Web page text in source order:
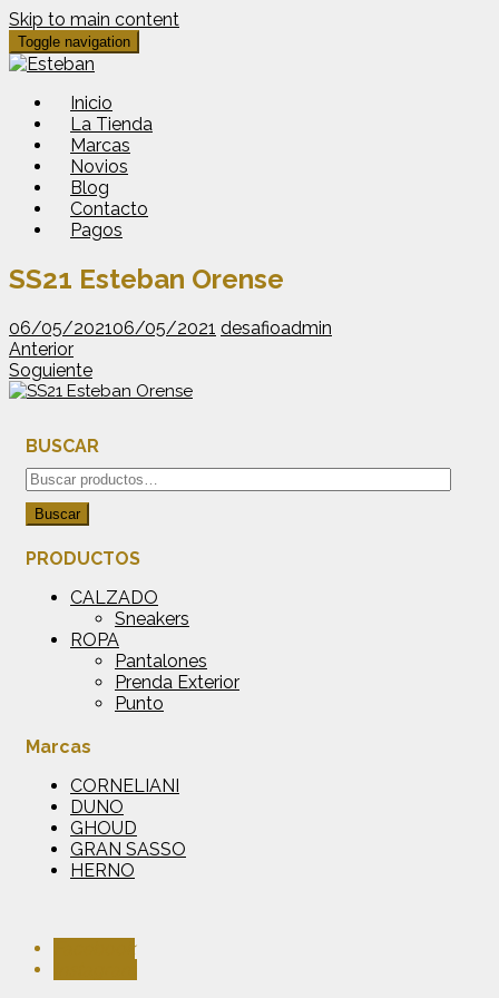
Skip to main content
Toggle navigation
Inicio
La Tienda
Marcas
Novios
Blog
Contacto
Pagos
SS21 Esteban Orense
06/05/202106/05/2021 desafioadmin
Anterior
Soguiente
BUSCAR
Buscar
por:
Buscar
PRODUCTOS
CALZADO
Sneakers
ROPA
Pantalones
Prenda Exterior
Punto
Marcas
CORNELIANI
DUNO
GHOUD
GRAN SASSO
HERNO